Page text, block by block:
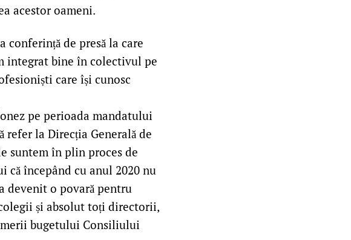
acestor oameni.
conferință de presă la care
integrat bine în colectivul pe
care își cunosc
pe perioada mandatului
la Direcția Generală de
suntem în plin proces de
începând cu anul 2020 nu
devenit o povară pentru
și absolut toți directorii,
bugetului Consiliului